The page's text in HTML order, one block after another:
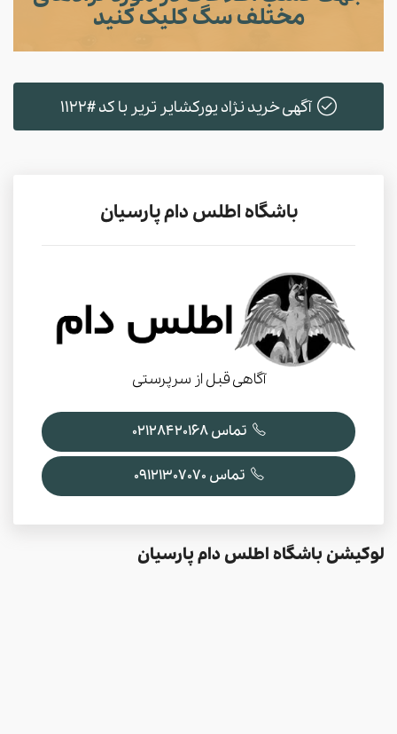
مختلف سگ کلیک کنید
آگهی خرید نژاد یورکشایر تریر با کد #1122
باشگاه اطلس دام پارسیان
آگاهی قبل از سرپرستی
تماس 02128420168
تماس 09121307070
لوکیشن باشگاه اطلس دام پارسیان